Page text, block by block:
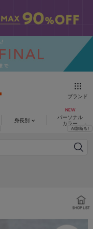
ブランド
身長別
パーソナル
カラー